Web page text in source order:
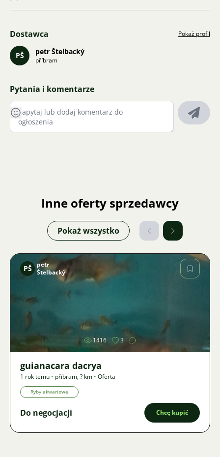
Dostawca Pokaż profil
PŠ petr Štelbacký
příbram
Pytania i komentarze
Inne oferty sprzedawcy
Pokaż wszystko
PŠ
petr
Štelbacký
1416 3
guianacara dacrya
1 rok temu • příbram,? km • Oferta
Ryby akwariowe
Do negocjacji Chcę kupić